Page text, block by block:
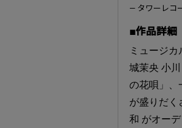
— タワーレコ
■作品詳細
ミュージ
城茉央 小
の花唄」、
が盛りだく
和 がオー